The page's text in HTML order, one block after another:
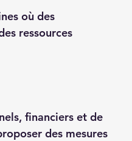
où des
ressources
financiers et de
des mesures